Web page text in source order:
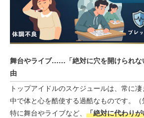
舞台やライブ……「絶対に穴を開けられな
由
トップアイドルのスケジュールは、常に
中で体と心を酷使する過酷なものです。（
特に舞台やライブなど、 「絶対に代わり